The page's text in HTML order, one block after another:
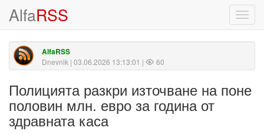
AlfaRSS
AlfaRSS
Dnevnik | 03.06.2026 13:13:01 | 60
Полицията разкри източване на поне
половин млн. евро за година от
здравната каса